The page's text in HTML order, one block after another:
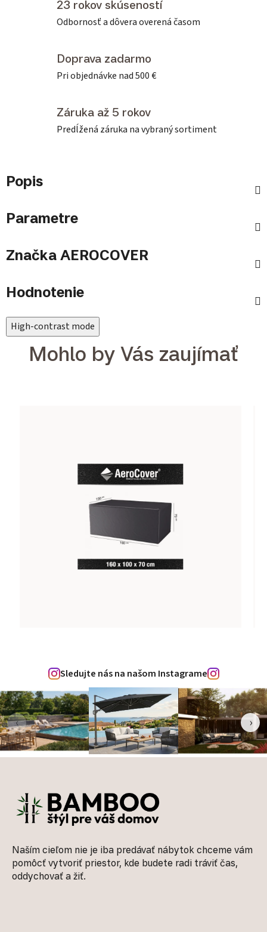
23 rokov skúseností
Odbornosť a dôvera overená časom
Doprava zadarmo
Pri objednávke nad 500 €
Záruka až 5 rokov
Predĺžená záruka na vybraný sortiment
Popis
Parametre
Značka AEROCOVER
Hodnotenie
High-contrast mode
Mohlo by Vás zaujímať
Sledujte nás na našom Instagrame
‹ ›
Naším cieľom nie je iba predávať nábytok chceme vám
pomôcť vytvoriť priestor, kde budete radi tráviť čas,
oddychovať a žiť.